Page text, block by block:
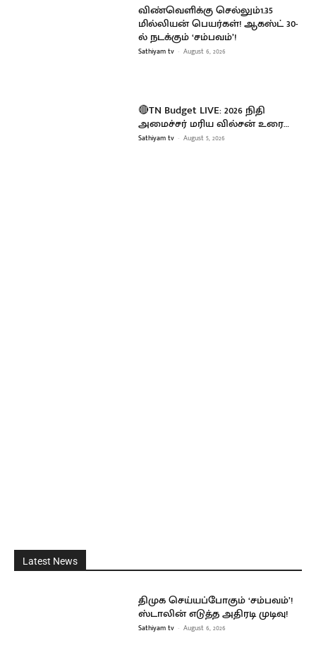
விண்வெளிக்கு செல்லும்1.35
மில்லியன் பெயர்கள்! ஆகஸ்ட் 30-
ல் நடக்கும் ‘சம்பவம்’!
Sathiyam tv - August 6, 2026
🔴TN Budget LIVE: 2026 நிதி
அமைச்சர் மரிய வில்சன் உரை…
Sathiyam tv - August 5, 2026
Latest News
திமுக செய்யப்போகும் ‘சம்பவம்’!
ஸ்டாலின் எடுத்த அதிரடி முடிவு!
Sathiyam tv - August 6, 2026